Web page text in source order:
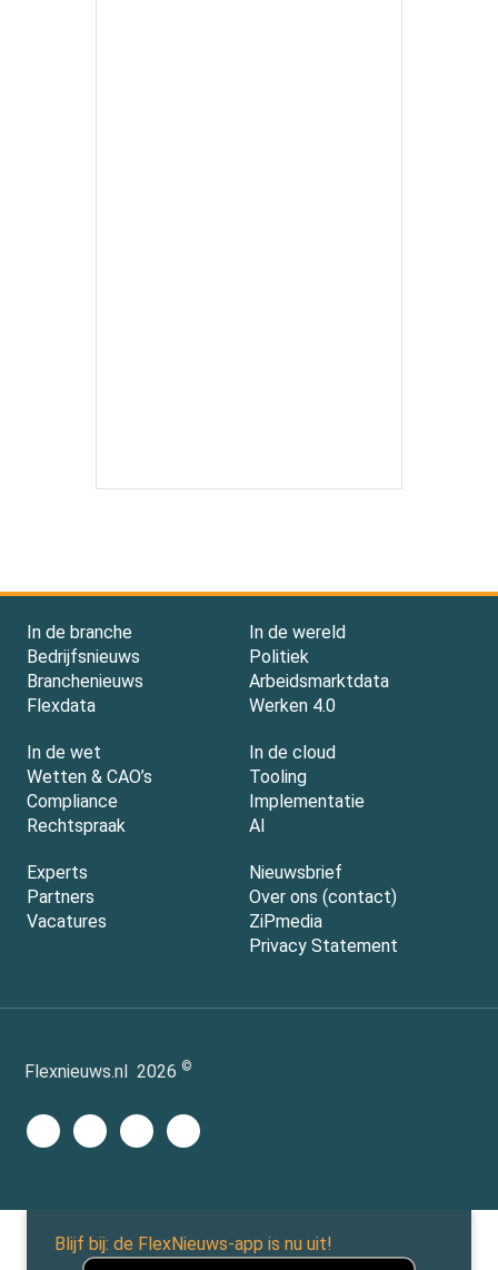
In de branche
Bedrijfsnieuws
Branchenieuws
Flexdata
In de wereld
Politiek
Arbeidsmarktdata
Werken 4.0
In de wet
Wetten & CAO’s
Compliance
Rechtspraak
In de cloud
Tooling
Implementatie
AI
Experts
Partners
Vacatures
Nieuwsbrief
Over ons (contact)
ZiPmedia
Privacy Statement
Flexnieuws.nl 2026 ©
Blijf bij: de FlexNieuws-app is nu uit!